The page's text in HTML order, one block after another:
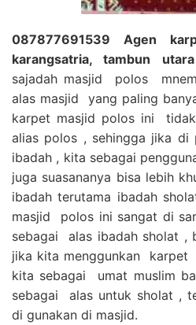
087877691539 Agen
karangsatria, tambun
sajadah masjid polos
alas masjid yang paling
karpet masjid polos ini
alias polos , sehingga jika di
ibadah , kita sebagai
juga suasananya bisa lebih
ibadah terutama ibadah
masjid polos ini sangat di
sebagai alas ibadah sholat ,
jika kita menggunkan karpet
kita sebagai umat muslim
sebagai alas untuk sholat ,
di gunakan di masjid.